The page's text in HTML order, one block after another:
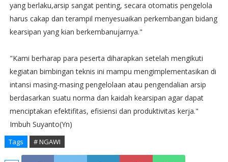
yang berlaku,arsip sangat penting, secara otomatis pengelola
harus cakap dan terampil menyesuaikan perkembangan bidang
kearsipan yang kian berkembanujarnya."
"Kami berharap para peserta diharapkan setelah mengikuti
kegiatan bimbingan teknis ini mampu mengimplementasikan di
intansi masing-masing pengelolaan atau pengendalian arsip
berdasarkan suatu norma dan kaidah kearsipan agar dapat
menciptakan efektifitas, efisiensi dan produktivitas kerja."
Imbuh Suyanto(Yn)
Tags # NGAWI